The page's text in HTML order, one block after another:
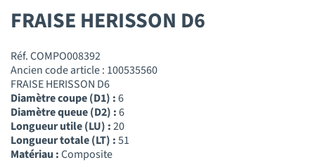
FRAISE HERISSON D6
Réf. COMPO008392
Ancien code article : 100535560
FRAISE HERISSON D6
Diamètre coupe (D1) :6
Diamètre queue (D2) :6
Longueur utile (LU) :20
Longueur totale (LT) :51
Matériau :Composite